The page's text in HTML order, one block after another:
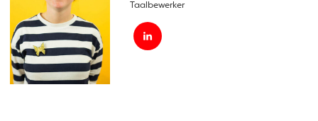
Taalbewerker